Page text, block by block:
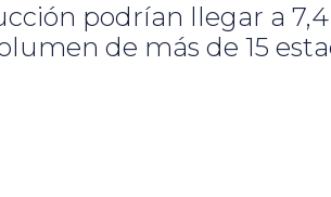
podrían llegar a
de más de 15